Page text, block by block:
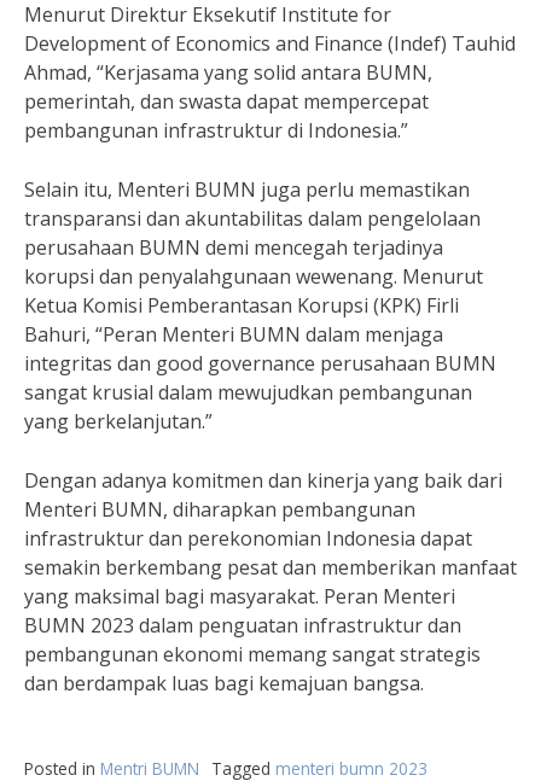
Menurut Direktur Eksekutif Institute for
Development of Economics and Finance (Indef) Tauhid
Ahmad, “Kerjasama yang solid antara BUMN,
pemerintah, dan swasta dapat mempercepat
pembangunan infrastruktur di Indonesia.”
Selain itu, Menteri BUMN juga perlu memastikan
transparansi dan akuntabilitas dalam pengelolaan
perusahaan BUMN demi mencegah terjadinya
korupsi dan penyalahgunaan wewenang. Menurut
Ketua Komisi Pemberantasan Korupsi (KPK) Firli
Bahuri, “Peran Menteri BUMN dalam menjaga
integritas dan good governance perusahaan BUMN
sangat krusial dalam mewujudkan pembangunan
yang berkelanjutan.”
Dengan adanya komitmen dan kinerja yang baik dari
Menteri BUMN, diharapkan pembangunan
infrastruktur dan perekonomian Indonesia dapat
semakin berkembang pesat dan memberikan manfaat
yang maksimal bagi masyarakat. Peran Menteri
BUMN 2023 dalam penguatan infrastruktur dan
pembangunan ekonomi memang sangat strategis
dan berdampak luas bagi kemajuan bangsa.
Posted in Mentri BUMN Tagged menteri bumn 2023